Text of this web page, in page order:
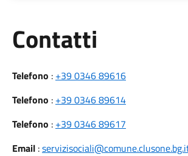
Contatti
Telefono : +39 0346 89616
Telefono : +39 0346 89614
Telefono : +39 0346 89617
Email: